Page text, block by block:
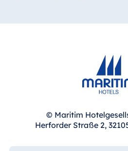
© Maritim
Herforder Straße 2,